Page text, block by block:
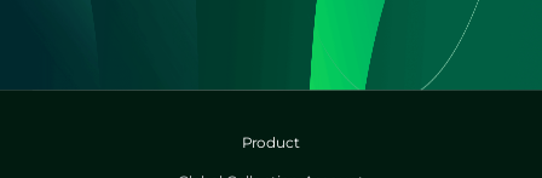
Product